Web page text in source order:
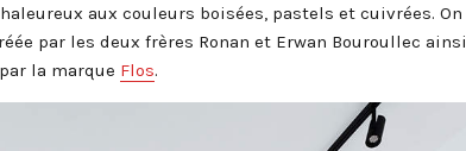
aux couleurs boisées, pastels et cuivrées. On
par les deux frères Ronan et Erwan Bouroullec ainsi
la marque Flos.